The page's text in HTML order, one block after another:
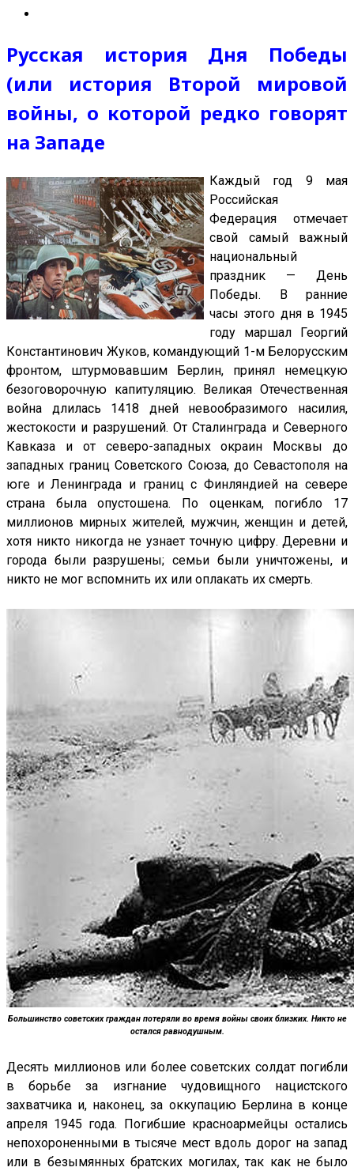
Русская история Дня Победы
(или история Второй мировой
войны, о которой редко говорят
на Западе
Каждый год 9 мая
Российская
Федерация отмечает
свой самый важный
национальный
праздник — День
Победы. В ранние
часы этого дня в 1945
году маршал Георгий
Константинович Жуков, командующий 1-м Белорусским
фронтом, штурмовавшим Берлин, принял немецкую
безоговорочную капитуляцию. Великая Отечественная
война длилась 1418 дней невообразимого насилия,
жестокости и разрушений. От Сталинграда и Северного
Кавказа и от северо-западных окраин Москвы до
западных границ Советского Союза, до Севастополя на
юге и Ленинграда и границ с Финляндией на севере
страна была опустошена. По оценкам, погибло 17
миллионов мирных жителей, мужчин, женщин и детей,
хотя никто никогда не узнает точную цифру. Деревни и
города были разрушены; семьи были уничтожены, и
никто не мог вспомнить их или оплакать их смерть.
Большинство советских граждан потеряли во время войны своих близких. Никто не
остался равнодушным.
Десять миллионов или более советских солдат погибли
в борьбе за изгнание чудовищного нацистского
захватчика и, наконец, за оккупацию Берлина в конце
апреля 1945 года. Погибшие красноармейцы остались
непохороненными в тысяче мест вдоль дорог на запад
или в безымянных братских могилах, так как не было